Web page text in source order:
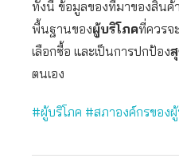
ทั้งนี้ ข้อมูลของที่มาของสินค้
พื้นฐานของผู้บริโภคที่ควรจ
เลือกซื้อ และเป็นการปกป้อง
ตนเอง
#ผู้บริโภค #สภาองค์กรของ